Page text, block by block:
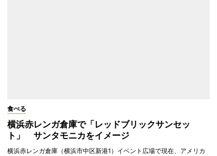
食べる
横浜赤レンガ倉庫で「レッドブリックサンセッ
ト」 サンタモニカをイメージ
横浜赤レンガ倉庫（横浜市中区新港1）イベント広場で現在、アメリカ